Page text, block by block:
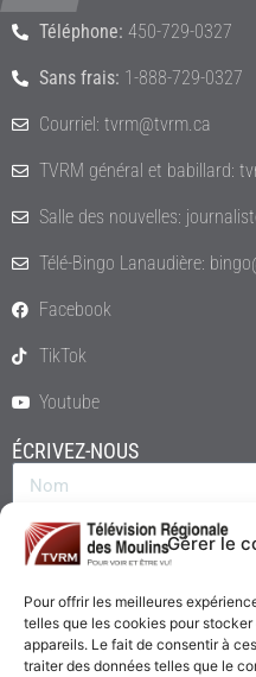
Gérer le
Pour offrir les meilleures
telles que les cookies pour
appareils. Le fait de consentir à
traiter des données telles que le
Téléphone: 450-729-0327
Sans frais: 1-888-729-0327
Courriel: tvrm@tvrm.ca
TVRM général et babillard:
Salle des nouvelles:
Télé-Bingo Lanaudière:
Facebook
TikTok
Youtube
ÉCRIVEZ-NOUS